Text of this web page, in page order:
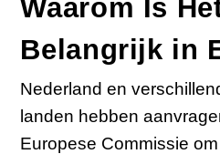
Waarom Is
Belangrijk in
Nederland en
landen hebben
Europese Commissie